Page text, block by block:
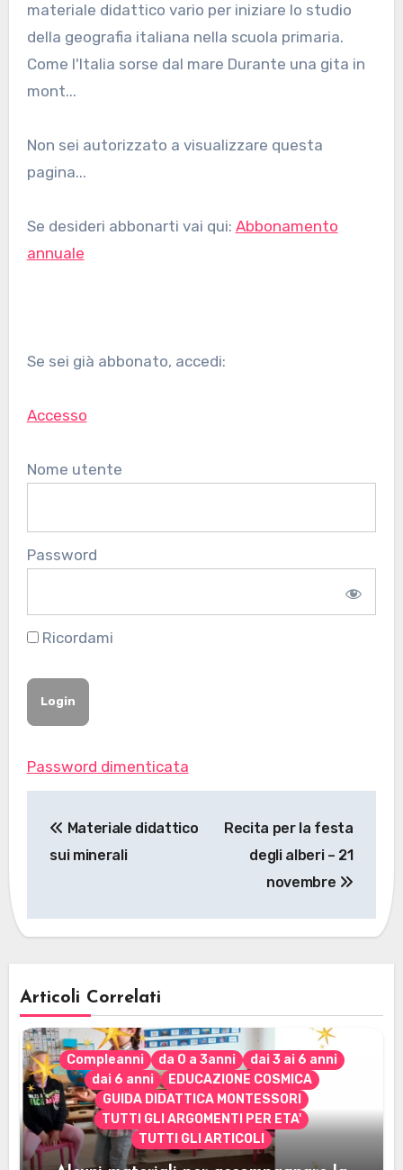
materiale didattico vario per iniziare lo studio
della geografia italiana nella scuola primaria.
Come l'Italia sorse dal mare Durante una gita in
mont...
Non sei autorizzato a visualizzare questa
pagina...
Se desideri abbonarti vai qui: Abbonamento
annuale
Se sei già abbonato, accedi:
Accesso
Nome utente
Password
Ricordami
Password dimenticata
articoli
Materiale didattico
sui minerali
Recita per la festa
degli alberi – 21
novembre
Articoli Correlati
Compleanni da 0 a 3anni
dai 3 ai 6 anni
dai 6 anni
EDUCAZIONE COSMICA
GUIDA DIDATTICA MONTESSORI
TUTTI GLI ARGOMENTI PER ETA'
TUTTI GLI ARTICOLI